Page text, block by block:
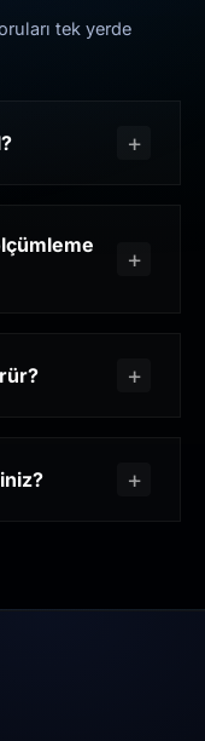
tek yerde